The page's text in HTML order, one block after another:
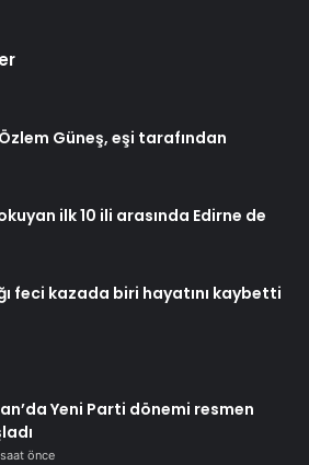
Güneş, eşi tarafından
ilk 10 ili arasında Edirne de
feci kazada biri hayatını kaybetti
Yeni Parti dönemi resmen
önce